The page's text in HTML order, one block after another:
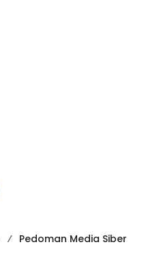
Pedoman Media Siber